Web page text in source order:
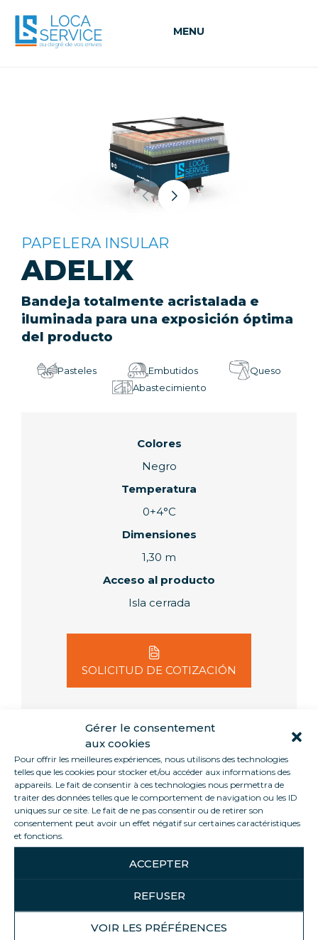
Gérer le consentement
aux cookies
Pour offrir les meilleures expériences, nous utilisons des technologies
telles que les cookies pour stocker et/ou accéder aux informations des
appareils. Le fait de consentir à ces technologies nous permettra de
traiter des données telles que le comportement de navigation ou les ID
uniques sur ce site. Le fait de ne pas consentir ou de retirer son
consentement peut avoir un effet négatif sur certaines caractéristiques
et fonctions.
ACCEPTER
REFUSER
VOIR LES PRÉFÉRENCES
MENU
PAPELERA INSULAR
ADELIX
Bandeja totalmente acristalada e
iluminada para una exposición óptima
del producto
Pasteles Embutidos
Queso
Abastecimiento
Colores
Negro
Temperatura
0+4°C
Dimensiones
1,30 m
Acceso al producto
Isla cerrada
SOLICITUD DE COTIZACIÓN
Informations
Adelix es una papelera que exhibe sus productos
gracias a sus 4 lados totalmente acristalados, su
iluminación 100% LED y su elegante diseño.
Además, su bandeja basculante le permite colocar
sus productos como desee. La referencia AD13
de estantes. Todos nuestros muebles están
agrupados.